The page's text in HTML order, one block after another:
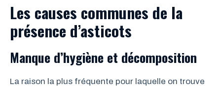
Les causes communes de la
présence d’asticots
Manque d’hygiène et décomposition
La raison la plus fréquente pour laquelle on trouve